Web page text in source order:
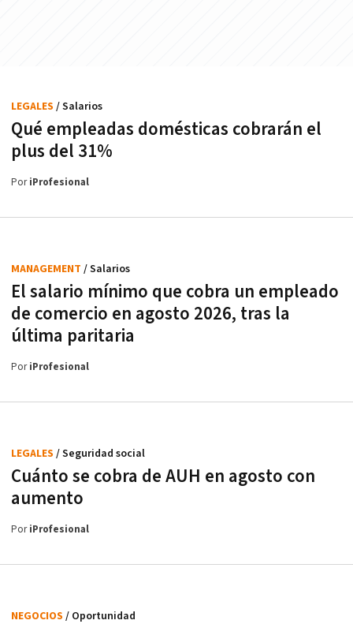
Qué empleadas domésticas cobrarán el
plus del 31%
LEGALES / Salarios
PoriProfesional
El salario mínimo que cobra un empleado
de comercio en agosto 2026, tras la
última paritaria
MANAGEMENT / Salarios
PoriProfesional
Cuánto se cobra de AUH en agosto con
aumento
LEGALES / Seguridad social
PoriProfesional
NEGOCIOS / Oportunidad